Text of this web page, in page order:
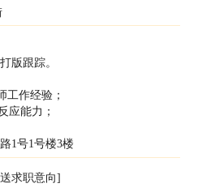
版跟踪。
工作经验；
应能力；
1号1号楼3楼
求职意向]